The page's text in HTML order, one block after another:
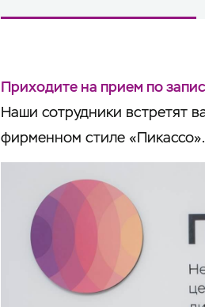
Приходите на прием по
Наши сотрудники встретят
фирменном стиле «Пикассо».